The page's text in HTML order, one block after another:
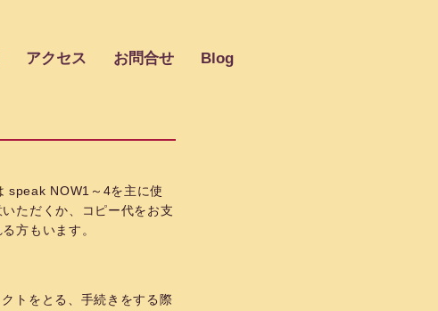
アクセス お問合せ Blog
speak NOW1～4を主に使
ただくか、コピー代をお支
方もいます。
トをとる、手続きをする際